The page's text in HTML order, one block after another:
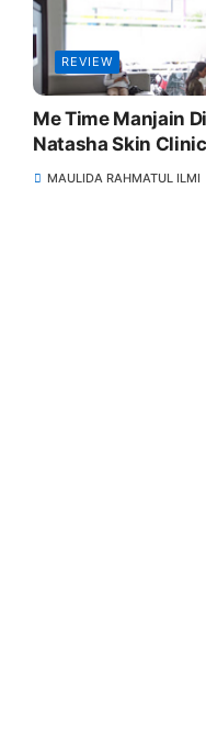
REVIEW
Me Time Manjain
Natasha Skin
MAULIDA RAHMATUL ILMI